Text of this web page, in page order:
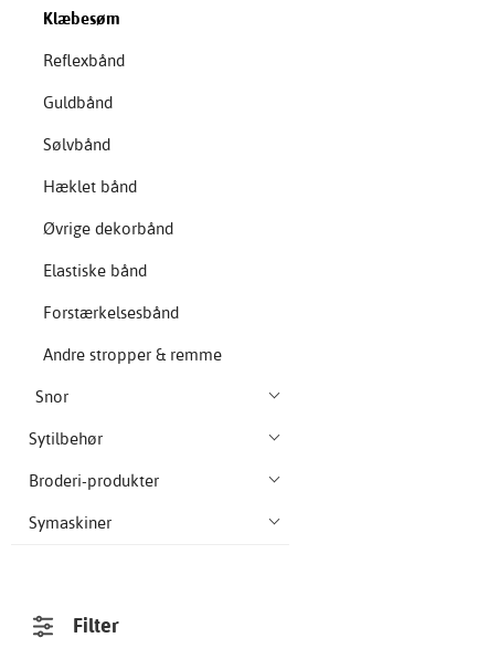
Klæbesøm
Reflexbånd
Guldbånd
Sølvbånd
Hæklet bånd
Øvrige dekorbånd
Elastiske bånd
Forstærkelsesbånd
Andre stropper & remme
Snor
Sytilbehør
Broderi-produkter
Symaskiner
Filter